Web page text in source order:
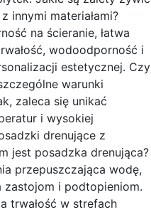
innymi materiałami?
na ścieranie, łatwa
wodoodporność i
estetycznej. Czy
warunki
zaleca się unikać
i wysokiej
drenujące z
jest posadzka drenująca?
przepuszczająca wodę,
zastojom i podtopieniom.
trwałość w strefach